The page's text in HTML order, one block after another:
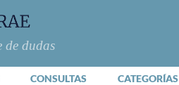
CONSULTAS CATEGORÍAS